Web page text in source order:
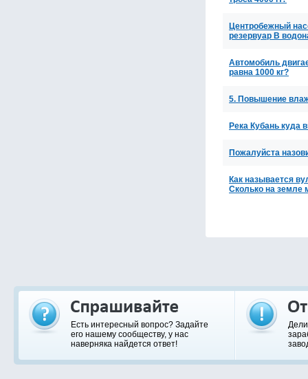
Центробежный
резервуар В
Автомобиль
равна 1000 кг?
5. Повышение
Река Кубань куда
Пожалуйста
Как называется
Сколько на земле
Есть интересный вопрос? Задайте
его нашему сообществу, у нас
наверняка найдется ответ!